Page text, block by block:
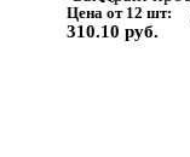
Цена от 12 шт:
310.10 руб.